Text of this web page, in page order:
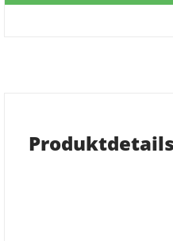
Produktdetails